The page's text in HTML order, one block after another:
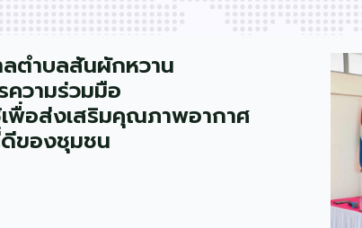
ลตำบลสันผักหวาน
วามร่วมมือ
พื่อส่งเสริมคุณภาพอากาศ
ของชุมชน